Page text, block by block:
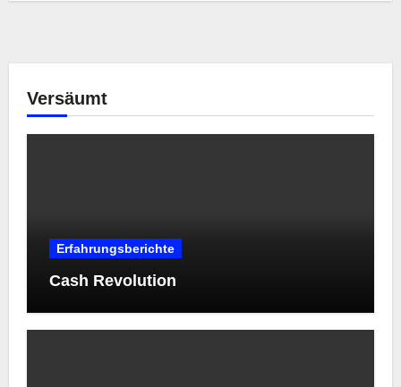
Versäumt
Erfahrungsberichte
Cash Revolution